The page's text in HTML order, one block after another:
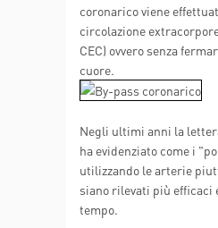
coronarico viene
circolazione
CEC) ovvero senza
cuore.
Negli ultimi anni la
ha evidenziato come i
utilizzando le arterie
siano rilevati più efficaci
tempo.